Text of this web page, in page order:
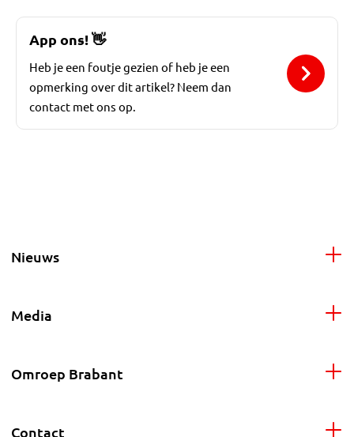
App ons!👋
Heb je een foutje gezien of heb je een
opmerking over dit artikel? Neem dan
contact met ons op.
Nieuws
Media
Omroep Brabant
Contact